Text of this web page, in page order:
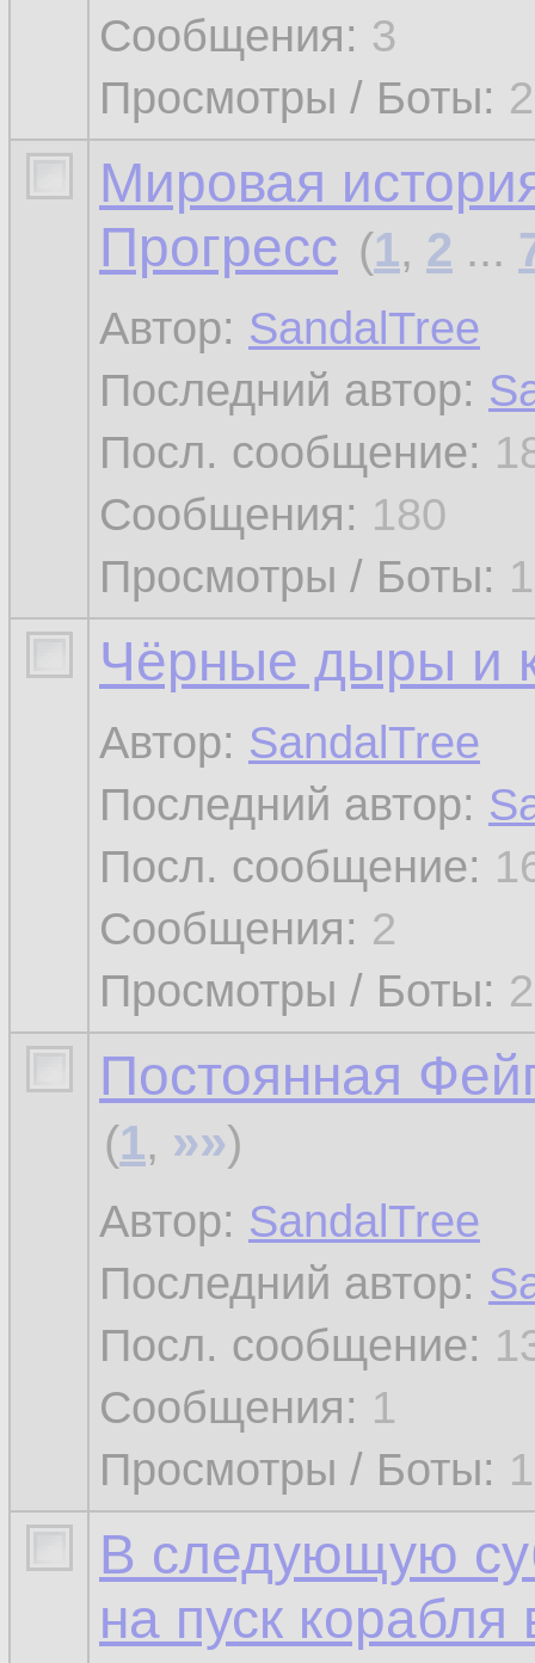
Сообщения: 3
Просмотры / Боты:
Мировая
Прогресс (1, 2 ...
Автор: SandalTree
Последний автор:
Посл. сообщение:
Сообщения: 180
Просмотры / Боты:
Чёрные дыры и
Автор: SandalTree
Последний автор:
Посл. сообщение:
Сообщения: 2
Просмотры / Боты:
Постоянная
(1, »»)
Автор: SandalTree
Последний автор:
Посл. сообщение:
Сообщения: 1
Просмотры / Боты:
В следующую
на пуск корабля